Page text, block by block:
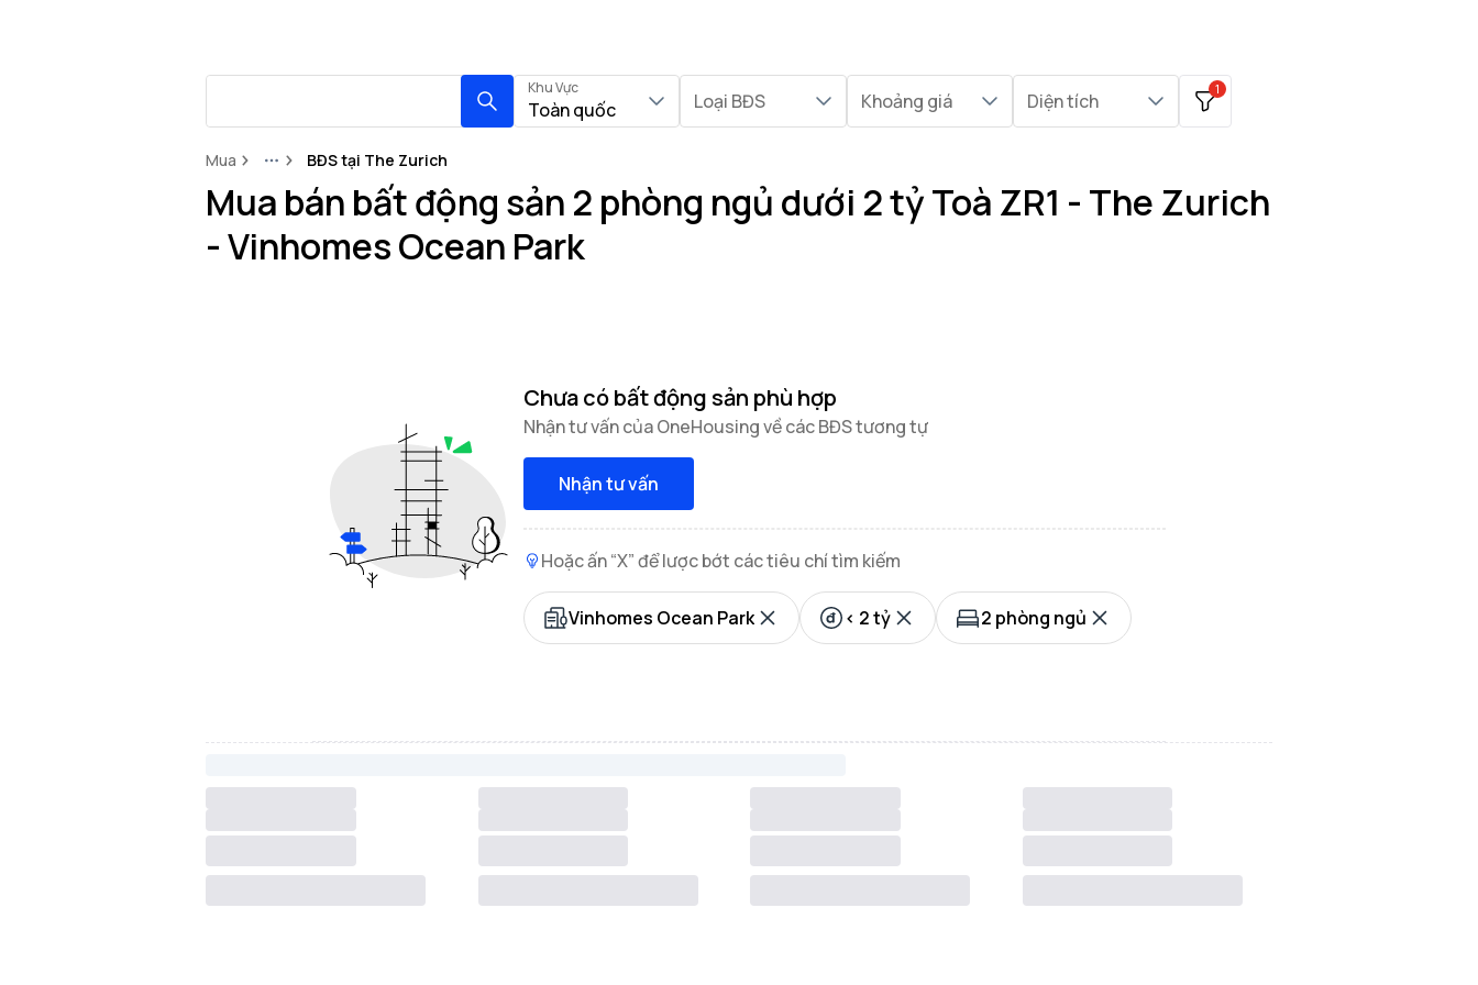
Khu Vực
Toàn quốc Loại BĐS Khoảng giá Diện tích
1
Mua MoreBĐS tại The Zurich
Mua bán bất động sản 2 phòng ngủ dưới 2 tỷ Toà ZR1 - The Zurich
- Vinhomes Ocean Park
Chưa có bất động sản phù hợp
Nhận tư vấn của OneHousing về các BĐS tương tự
Nhận tư vấn
Hoặc ấn “X” để lược bớt các tiêu chí tìm kiếm
Vinhomes Ocean Park < 2 tỷ 2 phòng ngủ